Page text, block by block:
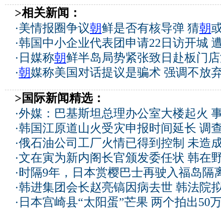
>相关新闻：
·美情报圈争议朝鲜是否有核导弹 猜朝
·韩国中小企业代表团申请22日访开城
· 日媒称朝鲜半岛局势紧张致日赴板门
·朝媒称美国对话提议是骗术 强调不放
>国际新闻精选：
·外媒：巴基斯坦总理办公室大楼起火
·韩国江原道山火受灾申报时间延长 调
·俄石油公司工厂火情已得到控制 未造
·文在寅为新内阁长官颁发委任状 韩在
·时隔9年，日本赏樱巴士再驶入福岛隔
·韩进集团会长赵亮镐因病去世 韩法院
· 日本宫崎县“太阳蛋”芒果 两个拍出50